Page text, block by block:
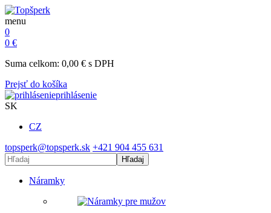
menu
0
0 €
Suma celkom: 0,00 € s DPH
Prejsť do košíka
prihlásenie
SK
CZ
topsperk@topsperk.sk +421 904 455 631
Hľadaj
Náramky